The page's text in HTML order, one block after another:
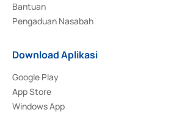
Bantuan
Pengaduan Nasabah
Download Aplikasi
Google Play
App Store
Windows App